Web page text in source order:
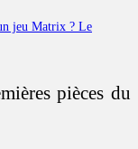
jeu Matrix ? Le
pièces du